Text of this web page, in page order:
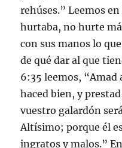
rehúses.” Leemos
hurtaba, no hurte
con sus manos lo
de qué dar al que
6:35 leemos, “Amad
haced bien, y
vuestro galardón
Altísimo; porque él
ingratos y malos.”